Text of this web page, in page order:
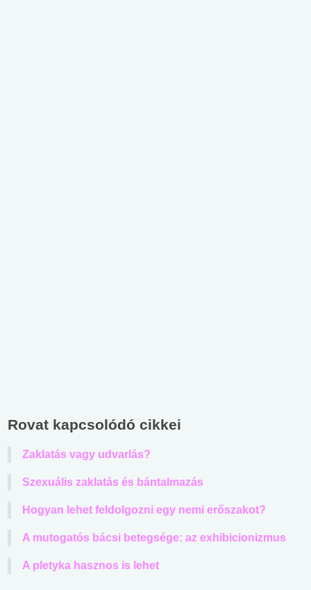
Rovat kapcsolódó cikkei
Zaklatás vagy udvarlás?
Szexuális zaklatás és bántalmazás
Hogyan lehet feldolgozni egy nemi erőszakot?
A mutogatós bácsi betegsége: az exhibicionizmus
A pletyka hasznos is lehet